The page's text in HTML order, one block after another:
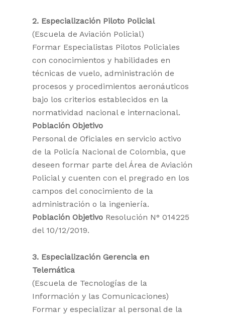
2. Especialización Piloto Policial
(Escuela de Aviación Policial)
Formar Especialistas Pilotos Policiales
con conocimientos y habilidades en
técnicas de vuelo, administración de
procesos y procedimientos aeronáuticos
bajo los criterios establecidos en la
normatividad nacional e internacional.
Población Objetivo
Personal de Oficiales en servicio activo
de la Policía Nacional de Colombia, que
deseen formar parte del Área de Aviación
Policial y cuenten con el pregrado en los
campos del conocimiento de la
administración o la ingeniería.
Población Objetivo Resolución N° 014225
del 10/12/2019.
3. Especialización Gerencia en
Telemática
(Escuela de Tecnologías de la
Información y las Comunicaciones)
Formar y especializar al personal de la